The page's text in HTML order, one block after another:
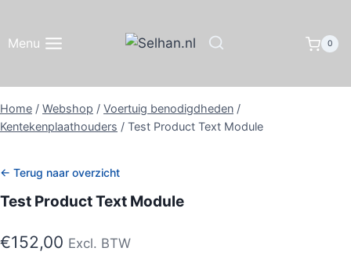
inhoud
Menu 0
Home / Webshop / Voertuig benodigdheden /
Kentekenplaathouders / Test Product Text Module
← Terug naar overzicht
Test Product Text Module
€152,00 Excl. BTW